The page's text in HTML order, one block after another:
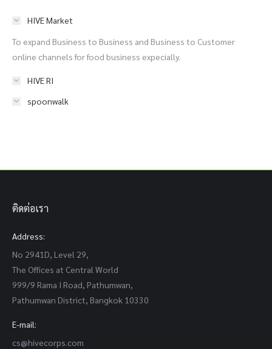
HIVE Market
To expand Business to Business and Business to Customer
online channels for food business expecially.
HIVE RI
spoonwalk
ติดต่อเรา
Address:
No 2941D, Level 29,
The Offices at Central World
999/9 Rama I Road, Pathumwan,
Pathumwan District, Bangkok 10330
E-mail:
cs@hivecorps.com